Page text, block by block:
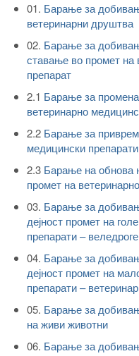
01. Барање за
ветеринарни друштва
02. Барање за
ставање во промет на
препарат
2.1 Барање за
ветеринарно
2.2 Барање за
медицински препарати
2.3 Барање на обнова
промет на
03. Барање за
дејност промет на
препарати –
04. Барање за
дејност промет на
препарати –
05. Барање за
на живи животни
06. Барање за